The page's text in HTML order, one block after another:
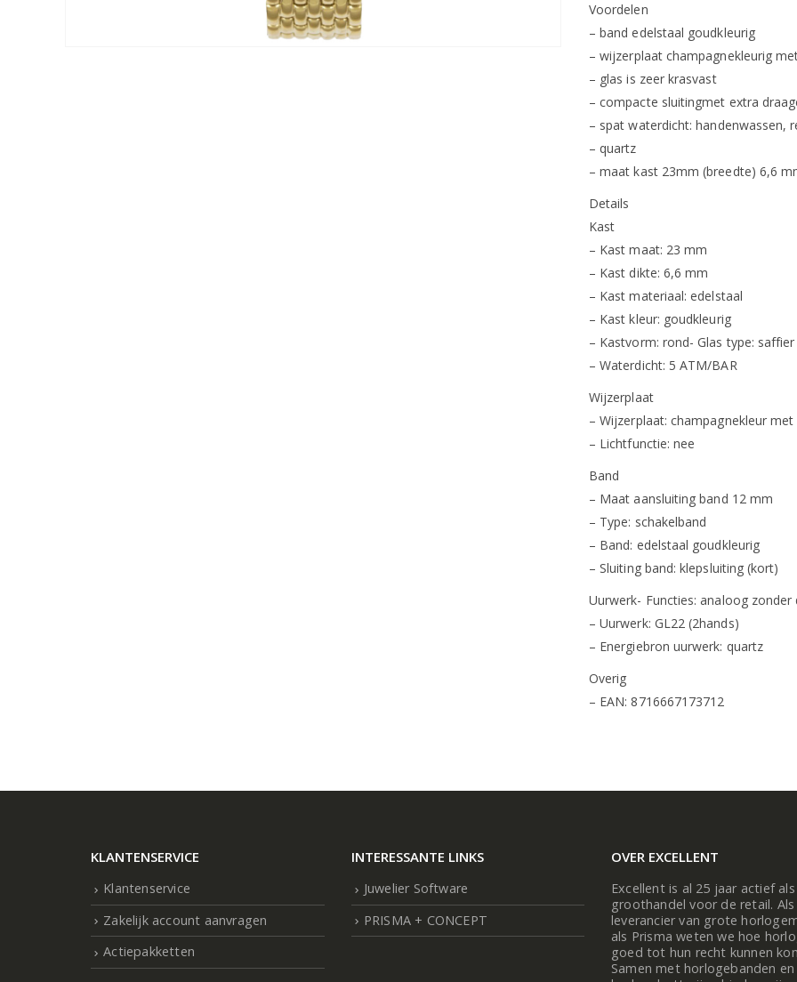
Voordelen
– band edelstaal goudkleurig
– wijzerplaat champagnekleurig
– glas is zeer krasvast
– compacte sluitingmet extra
– spat waterdicht: handenwassen,
– quartz
– maat kast 23mm (breedte) 6,6
Details
Kast
– Kast maat: 23 mm
– Kast dikte: 6,6 mm
– Kast materiaal: edelstaal
– Kast kleur: goudkleurig
– Kastvorm: rond- Glas type: saffier
– Waterdicht: 5 ATM/BAR
Wijzerplaat
– Wijzerplaat: champagnekleur
– Lichtfunctie: nee
Band
– Maat aansluiting band 12 mm
– Type: schakelband
– Band: edelstaal goudkleurig
– Sluiting band: klepsluiting (kort)
Uurwerk- Functies: analoog zonder
– Uurwerk: GL22 (2hands)
– Energiebron uurwerk: quartz
Overig
– EAN: 8716667173712
KLANTENSERVICE
Klantenservice
Zakelijk account aanvragen
Actiepakketten
INTERESSANTE LINKS
Juwelier Software
PRISMA + CONCEPT
OVER EXCELLENT
Excellent is al 25 jaar actief als
groothandel voor de retail. Als
leverancier van grote
als Prisma weten we hoe
goed tot hun recht kunnen
Samen met horlogebanden en